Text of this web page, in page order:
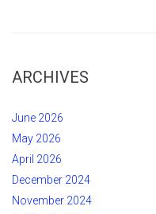
ARCHIVES
June 2026
May 2026
April 2026
December 2024
November 2024